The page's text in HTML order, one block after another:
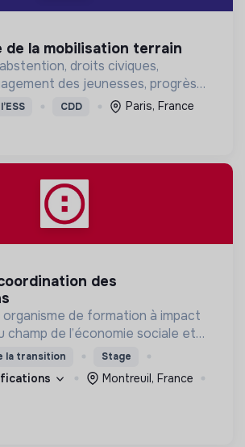
de la mobilisation terrain
droits civiques,
des jeunesses, progrès
CDD Paris, France
organisme de formation à impact
champ de l’économie sociale et
la transition Stage
Montreuil, France